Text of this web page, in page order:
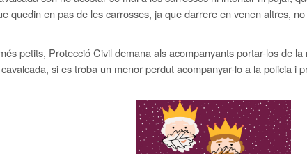
quedin en pas de les carrosses, ja que darrere en venen altres,
petits, Protecció Civil demana als acompanyants portar-los de
si es troba un menor perdut acompanyar-lo a la policia i